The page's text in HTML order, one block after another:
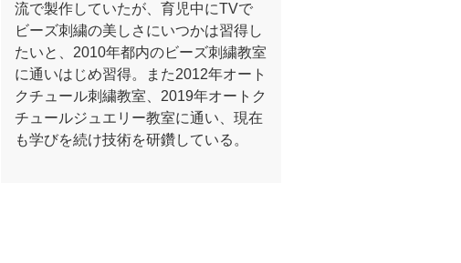
流で製作していたが、育児中にTVで
ビーズ刺繍の美しさにいつかは習得し
たいと、2010年都内のビーズ刺繍教室
に通いはじめ習得。また2012年オート
クチュール刺繍教室、2019年オートク
チュールジュエリー教室に通い、現在
も学びを続け技術を研鑽している。